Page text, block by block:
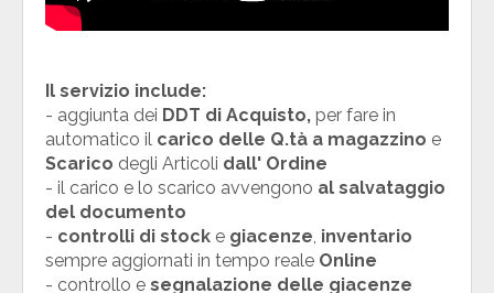
Il servizio include:
- aggiunta dei DDT di Acquisto, per fare in
automatico il carico delle Q.tà a magazzino e
Scarico degli Articoli dall' Ordine
- il carico e lo scarico avvengono al salvataggio
del documento
- controlli di stock e giacenze inventario
sempre aggiornati in tempo reale Online
- controllo e segnalazione delle giacenze